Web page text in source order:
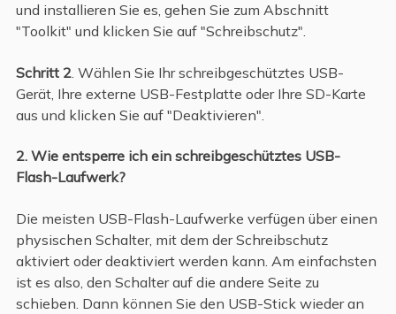
und installieren Sie es, gehen Sie zum Abschnitt
"Toolkit" und klicken Sie auf "Schreibschutz".
Schritt 2. Wählen Sie Ihr schreibgeschütztes USB-
Gerät, Ihre externe USB-Festplatte oder Ihre SD-Karte
aus und klicken Sie auf "Deaktivieren".
2. Wie entsperre ich ein schreibgeschütztes USB-
Flash-Laufwerk?
Die meisten USB-Flash-Laufwerke verfügen über einen
physischen Schalter, mit dem der Schreibschutz
aktiviert oder deaktiviert werden kann. Am einfachsten
ist es also, den Schalter auf die andere Seite zu
schieben. Dann können Sie den USB-Stick wieder an